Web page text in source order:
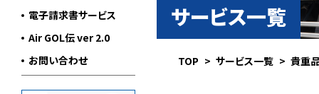
標準貨物自動車運送約
款（PDF）
運輸安全マネジメント
電子請求書サービス
Air GOL伝 ver 2.0
お問い合わせ
サービス一覧
TOP サービス一覧 貴重